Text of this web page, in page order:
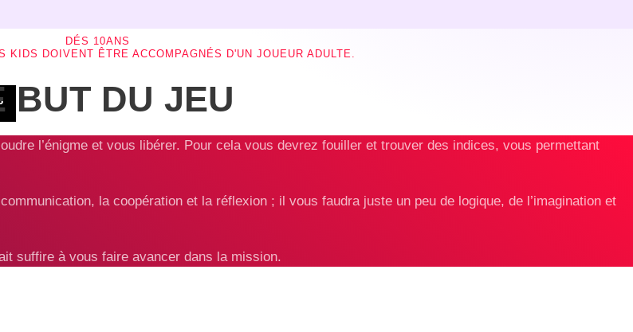
DÉS 10ANS
KIDS DOIVENT ÊTRE ACCOMPAGNÉS D'UN JOUEUR ADULTE.
BUT DU JEU
l’énigme et vous libérer. Pour cela vous devrez fouiller et trouver des indices, vous permettant
la coopération et la réflexion ; il vous faudra juste un peu de logique, de l’imagination et
suffire à vous faire avancer dans la mission.